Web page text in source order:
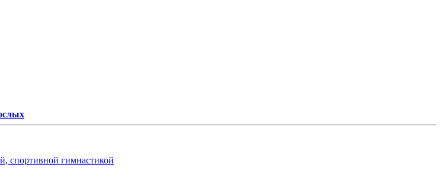
спортивной гимнастикой